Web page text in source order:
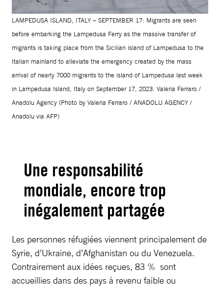
LAMPEDUSA ISLAND, ITALY – SEPTEMBER 17: Migrants are seen
before embarking the Lampedusa Ferry as the massive transfer of
migrants is taking place from the Sicilian island of Lampedusa to the
Italian mainland to alleviate the emergency created by the mass
arrival of nearly 7000 migrants to the island of Lampedusa last week
in Lampedusa Island, Italy on September 17, 2023. Valeria Ferraro /
Anadolu Agency (Photo by Valeria Ferraro / ANADOLU AGENCY /
Anadolu via AFP)
Une responsabilité
mondiale, encore trop
inégalement partagée
Les personnes réfugiées viennent principalement de
Syrie, d’Ukraine, d’Afghanistan ou du Venezuela.
Contrairement aux idées reçues, 83 % sont
accueillies dans des pays à revenu faible ou